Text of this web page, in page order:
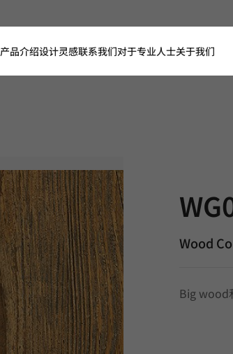
产品介绍设计灵感联系我们对于专业人士关于我们
Wood
Big wood